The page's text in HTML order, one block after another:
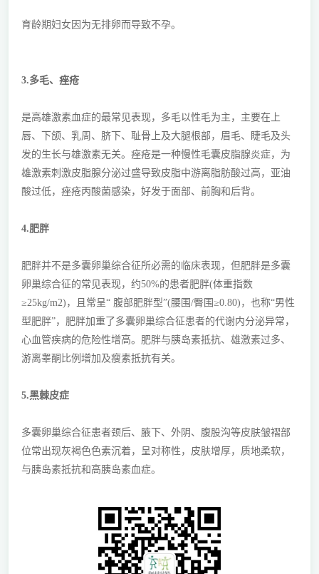
育龄期妇女因为无排卵而导致不孕。
3.多毛、痤疮
是高雄激素血症的最常见表现，多毛以性毛为主，主要在上
唇、下颌、乳周、脐下、耻骨上及大腿根部，眉毛、睫毛及头
发的生长与雄激素无关。痤疮是一种慢性毛囊皮脂腺炎症，为
雄激素刺激皮脂腺分泌过盛导致皮脂中游离脂肪酸过高，亚油
酸过低，痤疮丙酸菌感染，好发于面部、前胸和后背。
4.肥胖
肥胖并不是多囊卵巢综合征所必需的临床表现，但肥胖是多囊
卵巢综合征的常见表现，约50%的患者肥胖(体重指数
≥25kg/m2)，且常呈“ 腹部肥胖型”(腰围/臀围≥0.80)，也称“男性
型肥胖”，肥胖加重了多囊卵巢综合征患者的代谢内分泌异常，
心血管疾病的危险性增高。肥胖与胰岛素抵抗、雄激素过多、
游离睾酮比例增加及瘦素抵抗有关。
5.黑棘皮症
多囊卵巢综合征患者颈后、腋下、外阴、腹股沟等皮肤皱褶部
位常出现灰褐色色素沉着，呈对称性，皮肤增厚，质地柔软，
与胰岛素抵抗和高胰岛素血症。